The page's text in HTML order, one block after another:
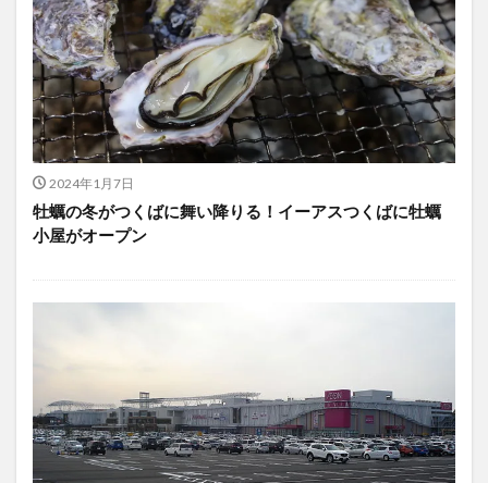
2024年1月7日
牡蠣の冬がつくばに舞い降りる！イーアスつくばに牡蠣
小屋がオープン